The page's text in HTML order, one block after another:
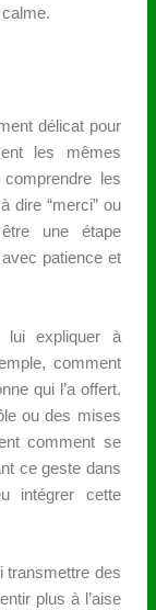
délicat pour
les mêmes
les
dire “merci” ou
une étape
patience et
lui expliquer à
comment
qui l’a offert.
ou des mises
comment se
ce geste dans
intégrer cette
transmettre des
plus à l’aise